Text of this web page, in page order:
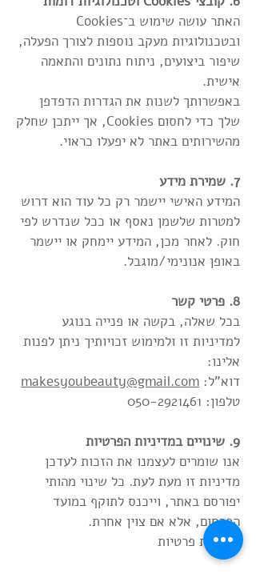
האתר עושה שימוש ב־Cookies
ובטכנולוגיות מעקב נוספות לצורך הפעלה,
שיפור ביצועים, ניתוח נתונים והתאמה
אישית.
באפשרותך לשנות את הגדרות הדפדפן
שלך כדי לחסום Cookies, אך ייתכן שחלק
מהשירותים באתר לא יפעלו כראוי.
7. שמירת מידע
המידע האישי יישמר רק כל עוד הוא דרוש
למטרות שלשמן נאסף או ככל שנדרש לפי
חוק. לאחר מכן, המידע יימחק או יישמר
באופן אנונימי/מוגבל.
8. פרטי קשר
בכל שאלה, בקשה או פנייה בנוגע
למדיניות זו ולמימוש זכויותיך ניתן לפנות
אלינו:
דוא"ל: makesyoubeauty@gmail.com
טלפון: 050-2921461
9. שינויים במדיניות הפרטיות
אנו שומרים לעצמנו את הזכות לעדכן
מדיניות זו מעת לעת. כל שינוי מהותי
יפורסם באתר, וייכנס לתוקף במועד
הפרסום, אלא אם צוין אחרת.
מדיניות פרטיות